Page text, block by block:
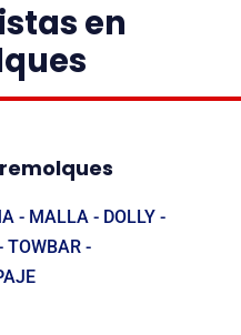
en
- MALLA - DOLLY -
TOWBAR -